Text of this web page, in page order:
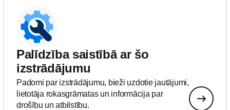
Palīdzība saistībā ar šo
izstrādājumu
Padomi par izstrādājumu, bieži uzdotie jautājumi,
lietotāja rokasgrāmatas un informācija par
drošību un atbilstību.